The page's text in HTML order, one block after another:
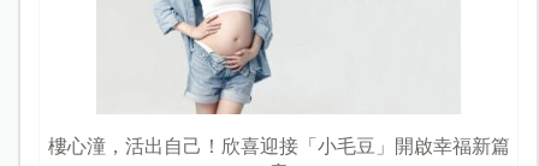
樓心潼，活出自己！欣喜迎接「小毛豆」開啟幸福新篇